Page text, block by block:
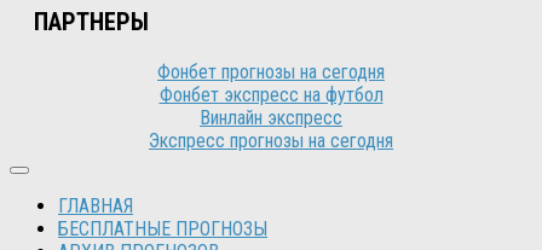
ПАРТНЕРЫ
Фонбет прогнозы на сегодня
Фонбет экспресс на футбол
Винлайн экспресс
Экспресс прогнозы на сегодня
ГЛАВНАЯ
БЕСПЛАТНЫЕ ПРОГНОЗЫ